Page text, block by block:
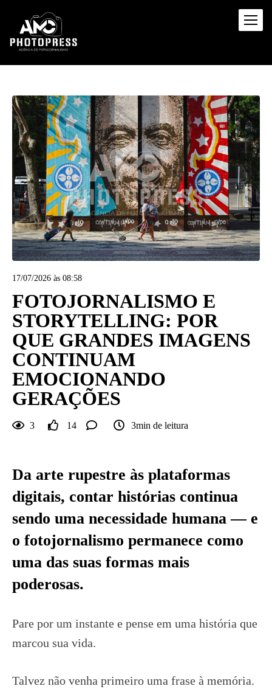
17/07/2026 às 08:58
FOTOJORNALISMO E
STORYTELLING: POR
QUE GRANDES IMAGENS
CONTINUAM
EMOCIONANDO
GERAÇÕES
3 14 3min de leitura
Da arte rupestre às plataformas
digitais, contar histórias continua
sendo uma necessidade humana — e
o fotojornalismo permanece como
uma das suas formas mais
poderosas.
Pare por um instante e pense em uma história que
marcou sua vida.
Talvez não venha primeiro uma frase à memória.